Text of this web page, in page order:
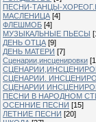
ПЕСНИ-ТАНЦЫ-
МАСЛЕНИЦА [4]
ФЛЕШМОБ [4]
МУЗЫКАЛЬНЫЕ ПЬЕСЫ
ДЕНЬ ОТЦА [9]
ДЕНЬ МАТЕРИ [7]
Сценарии,инсценировки
СЦЕНАРИИ.
СЦЕНАРИИ
ПЕСНИ В НАРОДНОМ
ОСЕННИЕ ПЕСНИ [15]
ЛЕТНИЕ ПЕСНИ [20]